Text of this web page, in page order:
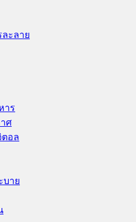
ะลาย
าร
ศ
อล
บาย